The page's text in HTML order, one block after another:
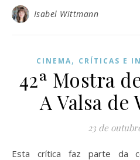
Isabel Wittmann
CINEMA, CRÍTICAS E
42ª Mostra
A Valsa de
23 de
Esta crítica faz parte da cobertura da 42ª Mostra